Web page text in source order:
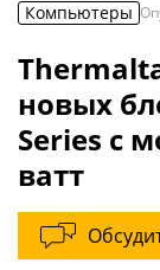
Компьютеры
новых
Series c
ватт